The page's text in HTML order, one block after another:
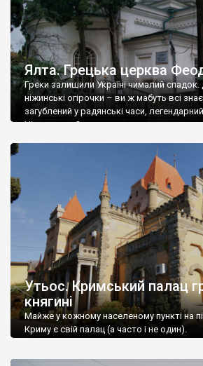
Ялта. Грецька церква
Греки залишили Україні чималий
ніжинські огірочки – ви ж мабуть всі
загублений у радянські часи,
Ніжин греки?
Утьос. Кримський палац
княгині
Майже у кожному населеному пункті на
Криму є свій палац (а часто і не один).